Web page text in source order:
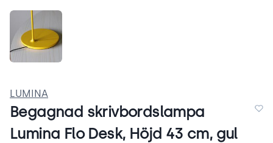
Bp5x37bUgBdE.jpeg
LUMINA
Begagnad skrivbordslampa
Lumina Flo Desk, Höjd 43 cm, gul